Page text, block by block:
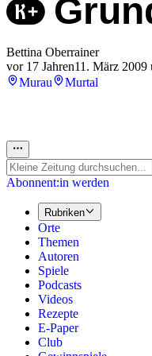
Bettina Oberrainer
vor 17 Jahren11. März 2009
Murau
Murtal
Abonnent:in werden
Rubriken
Orte
Themen
Autoren
Spiele
Podcasts
Videos
Rezepte
E-Paper
Club